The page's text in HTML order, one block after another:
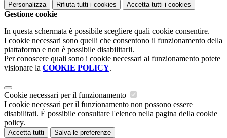
Personalizza Rifiuta tutti i cookies Accetta tutti i cookies
Gestione cookie
In questa schermata è possibile scegliere quali cookie consentire.
I cookie necessari sono quelli che consentono il funzionamento della
piattaforma e non è possibile disabilitarli.
Per conoscere quali sono i cookie necessari al funzionamento potete
visionare la COOKIE POLICY.
Cookie necessari per il funzionamento
I cookie necessari per il funzionamento non possono essere
disabilitati. È possibile consultare l'elenco nella pagina della cookie
policy.
Accetta tutti Salva le preferenze